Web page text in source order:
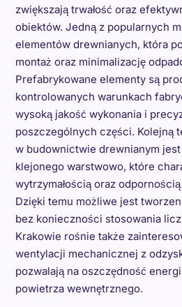
zwiększają trwałość oraz
obiektów. Jedną z popularnych
elementów drewnianych, która
montaż oraz minimalizację
Prefabrykowane elementy są
kontrolowanych warunkach
wysoką jakość wykonania i
poszczególnych części. Kolejną
w budownictwie drewnianym
klejonego warstwowo, które
wytrzymałością oraz
Dzięki temu możliwe jest
bez konieczności stosowania
Krakowie rośnie także
wentylacji mechanicznej z
pozwalają na oszczędność
powietrza wewnętrznego.